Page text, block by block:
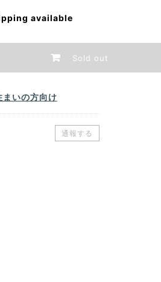
available
Sold out
まいの方向け
通報する